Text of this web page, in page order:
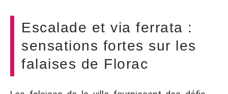
Escalade et via ferrata :
sensations fortes sur les
falaises de Florac